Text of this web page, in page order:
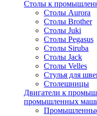
Столы к
Столы Aurora
Столы Brother
Столы Juki
Столы Pegasus
Столы Siruba
Столы Jack
Столы Velles
Стулья для
Столешницы
Двигатели к
промышленных